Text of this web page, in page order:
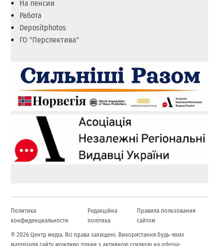
На пенсии
Работа
Depositphotos
ГО "Перспектива"
Политика
конфиденциальности
Редакційна
політика
Правила пользования
сайтом
© 2026 Центр медіа. Всі права захищені. Використання будь-яких
матеріалів сайту можливо тільки з активною ссилкою на odessa-